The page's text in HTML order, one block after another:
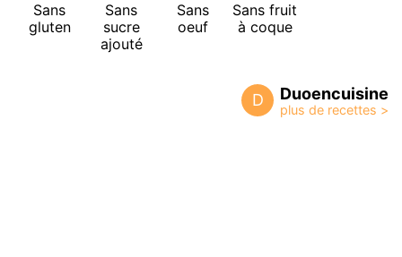
Sans
gluten
Sans
sucre
ajouté
Sans
oeuf
Sans fruit
à coque
D Duoencuisine